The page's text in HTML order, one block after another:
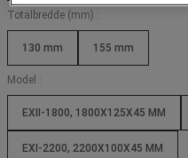
Totalbredde (mm) :
130 mm 155 mm
Model :
EXII-1800, 1800X125X45 MM
EXI-2200, 2200X100X45 MM